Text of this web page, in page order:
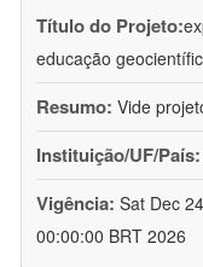
Título do Projeto:
educação
Resumo: Vide
Instituição/UF/País:
Vigência: Sat Dec
00:00:00 BRT 2026